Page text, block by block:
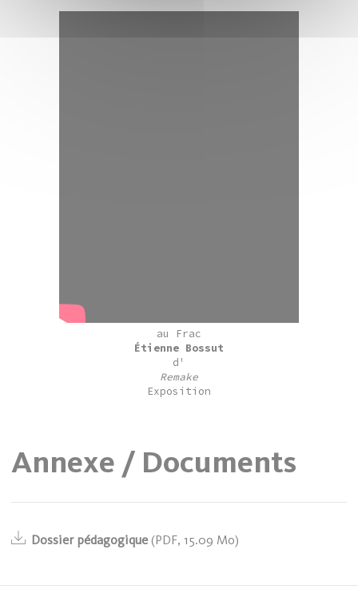
Exposition
Remake
d'
Étienne Bossut
au Frac
Annexe / Documents
Dossier pédagogique (PDF, 15.09 Mo)